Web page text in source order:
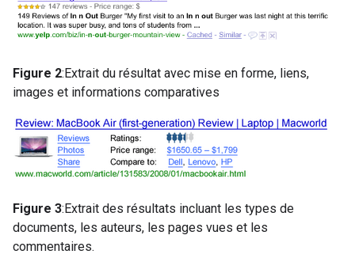
Figure 2:Extrait du résultat avec mise en forme, liens,
images et informations comparatives
Figure 3:Extrait des résultats incluant les types de
documents, les auteurs, les pages vues et les
commentaires.